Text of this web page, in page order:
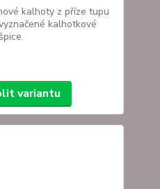
kalhoty z příze tupu
kalhotkové
variantu